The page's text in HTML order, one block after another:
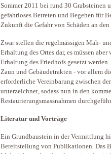
Sommer 2011 bei rund 30 Grabsteinen
gefahrloses Betreten und Begehen für
Zukunft die Gefahr von Schäden an
Zwar stellen die regelmässigen Mäh-
Erhaltung des Ortes dar, es müssen
Erhaltung des Friedhofs gesetzt
Zaun und Gebäudetrakten - vor allem
erforderliche Vereinbarung zwischen
unterzeichnet, sodass nun in den
Restaurierungsmassnahmen
Literatur und Vorträge
Ein Grundbaustein in der Vermittlung
Bereitstellung von Publikationen. Das